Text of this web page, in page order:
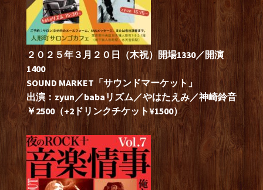
２０２５年３月２０日（木祝）開場1330／開演
1400
SOUND MARKET「サウンドマーケット」
出演：zyun／babaリズム／やはたえみ／神崎鈴音
￥2500（+2ドリンクチケット¥1500）